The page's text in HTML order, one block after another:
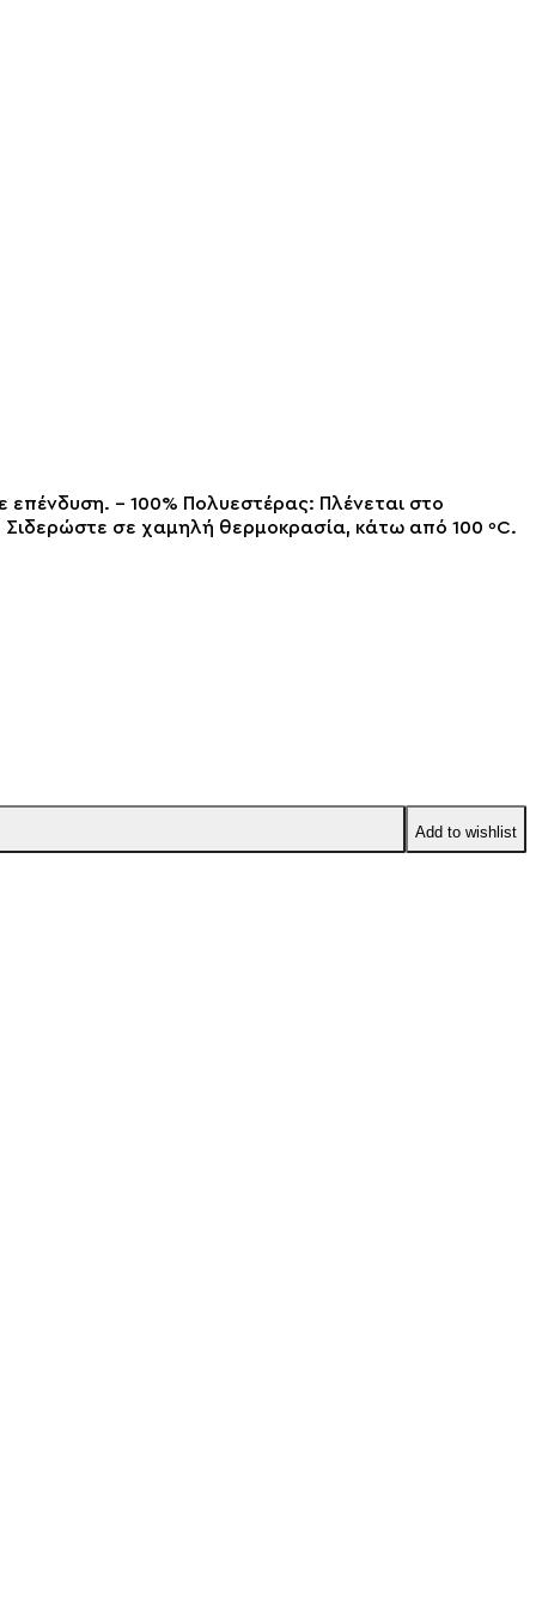
επένδυση. – 100% Πολυεστέρας: Πλένεται στο
Σιδερώστε σε χαμηλή θερμοκρασία, κάτω από 100 ºC.
Add to wishlist